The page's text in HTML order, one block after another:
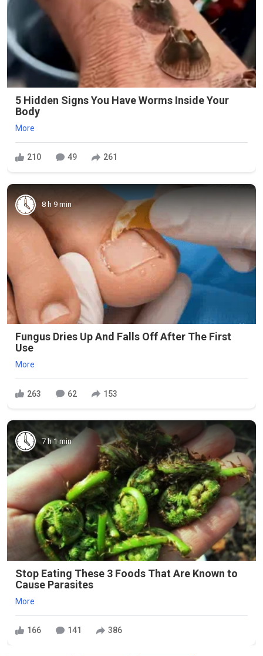
5 Hidden Signs You Have Worms Inside Your
Body
More
210 49 261
8 h 9 min
Fungus Dries Up And Falls Off After The First
Use
More
263 62 153
7 h 1 min
Stop Eating These 3 Foods That Are Known to
Cause Parasites
More
166 141 386